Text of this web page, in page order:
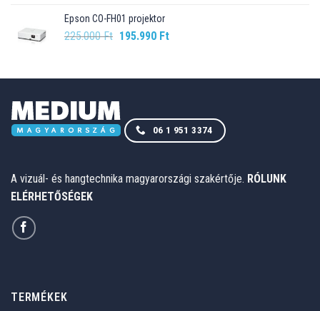
Epson CO-FH01 projektor
225.000Ft Original
225.000 Ft.
195.990 FtCurrent
195.990 Ft.
06 1 951 3374
A vizuál- és hangtechnika magyarországi szakértője. RÓLUNK
ELÉRHETŐSÉGEK
TERMÉKEK